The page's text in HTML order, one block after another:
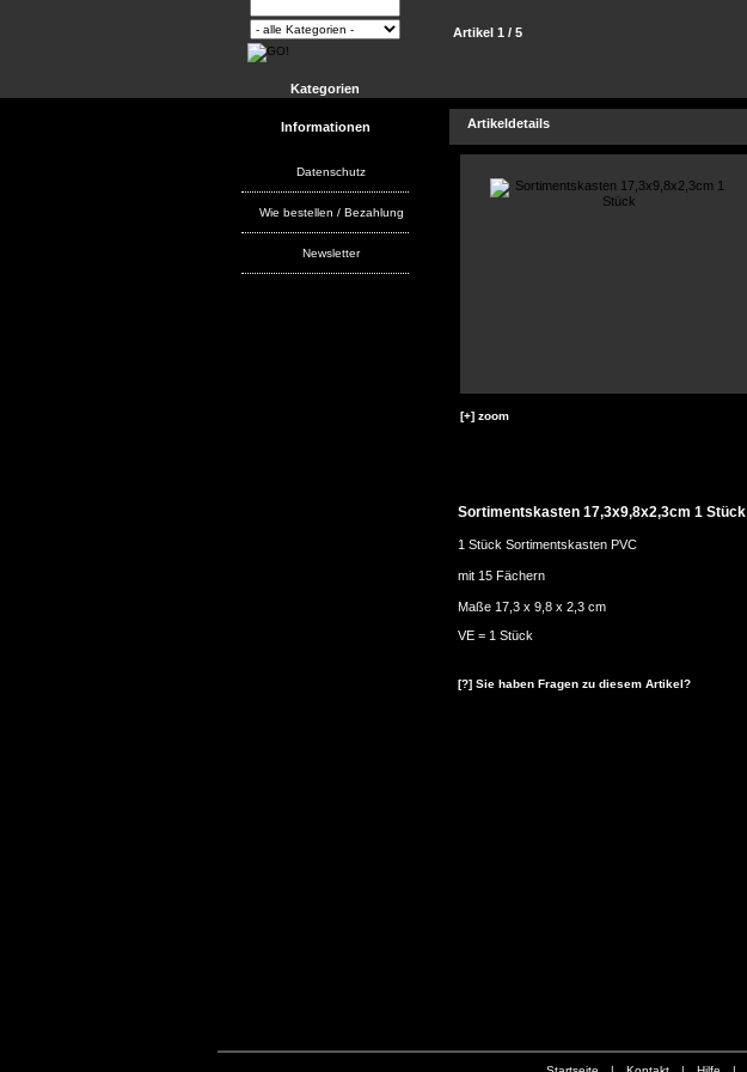
Kategorien
Informationen
Datenschutz
Wie bestellen / Bezahlung
Newsletter
Artikel 1 / 5
Artikeldetails
[+] zoom
Sortimentskasten 17,3x9,8x2,3cm 1 Stück
1 Stück Sortimentskasten PVC
mit 15 Fächern
Maße 17,3 x 9,8 x 2,3 cm
VE = 1 Stück
[?] Sie haben Fragen zu diesem Artikel?